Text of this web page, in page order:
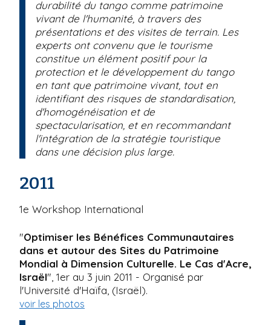
durabilité du tango comme patrimoine
vivant de l'humanité, à travers des
présentations et des visites de terrain. Les
experts ont convenu que le tourisme
constitue un élément positif pour la
protection et le développement du tango
en tant que patrimoine vivant, tout en
identifiant des risques de standardisation,
d'homogénéisation et de
spectacularisation, et en recommandant
l'intégration de la stratégie touristique
dans une décision plus large.
2011
1e Workshop International
"Optimiser les Bénéfices Communautaires
dans et autour des Sites du Patrimoine
Mondial à Dimension Culturelle. Le Cas d'Acre,
Israël", 1er au 3 juin 2011 - Organisé par
l'Université d'Haïfa, (Israël).
voir les photos